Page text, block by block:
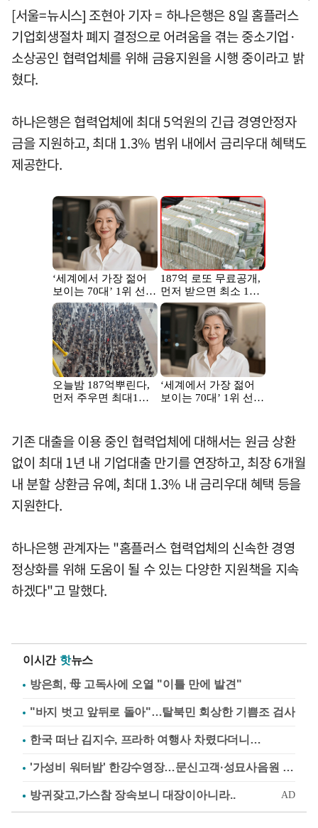
[서울=뉴시스] 조현아 기자 = 하나은행은 8일 홈플러스
기업회생절차 폐지 결정으로 어려움을 겪는 중소기업·
소상공인 협력업체를 위해 금융지원을 시행 중이라고 밝
혔다.
하나은행은 협력업체에 최대 5억원의 긴급 경영안정자
금을 지원하고, 최대 1.3% 범위 내에서 금리우대 혜택도
제공한다.
기존 대출을 이용 중인 협력업체에 대해서는 원금 상환
없이 최대 1년 내 기업대출 만기를 연장하고, 최장 6개월
내 분할 상환금 유예, 최대 1.3% 내 금리우대 혜택 등을
지원한다.
하나은행 관계자는 "홈플러스 협력업체의 신속한 경영
정상화를 위해 도움이 될 수 있는 다양한 지원책을 지속
하겠다"고 말했다.
이시간 핫뉴스
방은희, 母 고독사에 오열 "이틀 만에 발견"
"바지 벗고 앞뒤로 돌아"…탈북민 회상한 기쁨조 검사
한국 떠난 김지수, 프라하 여행사 차렸다더니…
'가성비 워터밤' 한강수영장…문신고객·성묘사음원 민원